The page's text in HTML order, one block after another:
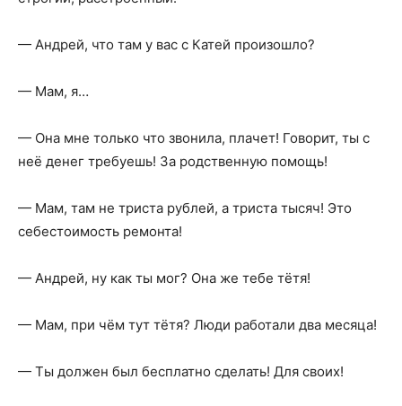
— Андрей, что там у вас с Катей произошло?
— Мам, я…
— Она мне только что звонила, плачет! Говорит, ты с
неё денег требуешь! За родственную помощь!
— Мам, там не триста рублей, а триста тысяч! Это
себестоимость ремонта!
— Андрей, ну как ты мог? Она же тебе тётя!
— Мам, при чём тут тётя? Люди работали два месяца!
— Ты должен был бесплатно сделать! Для своих!